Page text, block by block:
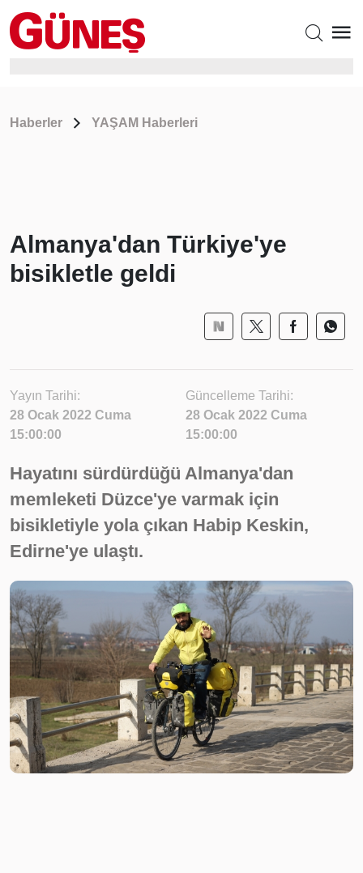
Haberler YAŞAM Haberleri
Almanya'dan Türkiye'ye
bisikletle geldi
Yayın Tarihi:
28 Ocak 2022 Cuma
15:00:00
Güncelleme Tarihi:
28 Ocak 2022 Cuma
15:00:00
Hayatını sürdürdüğü Almanya'dan
memleketi Düzce'ye varmak için
bisikletiyle yola çıkan Habip Keskin,
Edirne'ye ulaştı.